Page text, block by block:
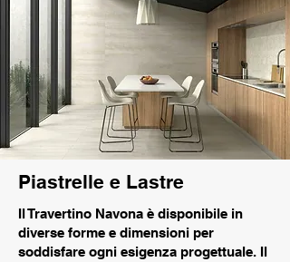
Piastrelle e Lastre
Il Travertino Navona è disponibile in
diverse forme e dimensioni per
soddisfare ogni esigenza progettuale. Il